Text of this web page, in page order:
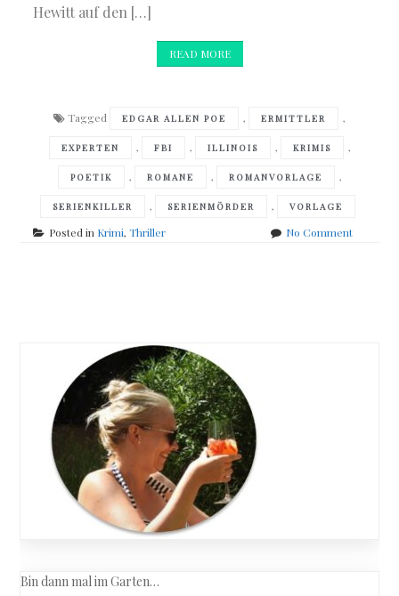
Hewitt auf den […]
READ MORE
Tagged EDGAR ALLEN POE , ERMITTLER ,
EXPERTEN , FBI , ILLINOIS , KRIMIS ,
POETIK , ROMANE , ROMANVORLAGE ,
SERIENKILLER , SERIENMÖRDER , VORLAGE
Posted in Krimi,Thriller No Commenton
navigation
Bin dann mal im Garten…